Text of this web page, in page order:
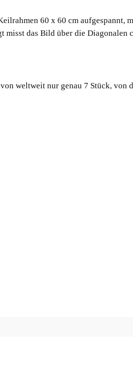
60 x 60 cm aufgespannt,
das Bild über die Diagonalen
weltweit nur genau 7 Stück, von